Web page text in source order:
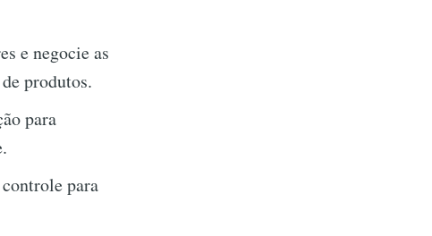
e negocie as
produtos.
para
para